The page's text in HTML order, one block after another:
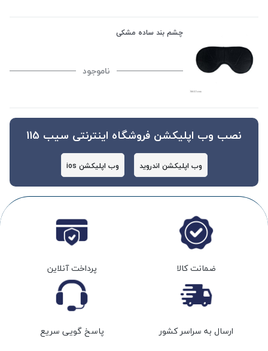
چشم بند ساده مشکی
ناموجود
نصب وب اپلیکشن فروشگاه اینترنتی سیب 115
وب اپلیکشن اندروید وب اپلیکشن ios
ضمانت کالا پرداخت آنلاین
ارسال به سراسر کشور پاسخ گویی سریع